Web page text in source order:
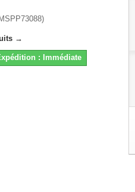
→
: Immédiate